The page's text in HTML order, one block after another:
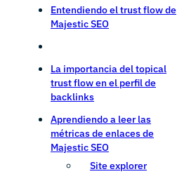
Entendiendo el trust flow de
Majestic SEO
La importancia del topical
trust flow en el perfil de
backlinks
Aprendiendo a leer las
métricas de enlaces de
Majestic SEO
Site explorer